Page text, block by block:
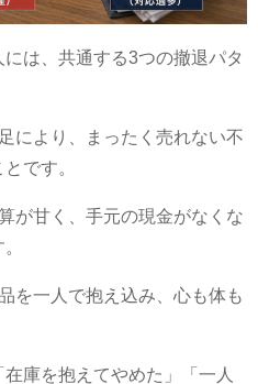
は、共通する3つの撤退パタ
により、まったく売れない不
です。
が甘く、手元の現金がなくな
を一人で抱え込み、心も体も
庫を抱えてやめた」「一人